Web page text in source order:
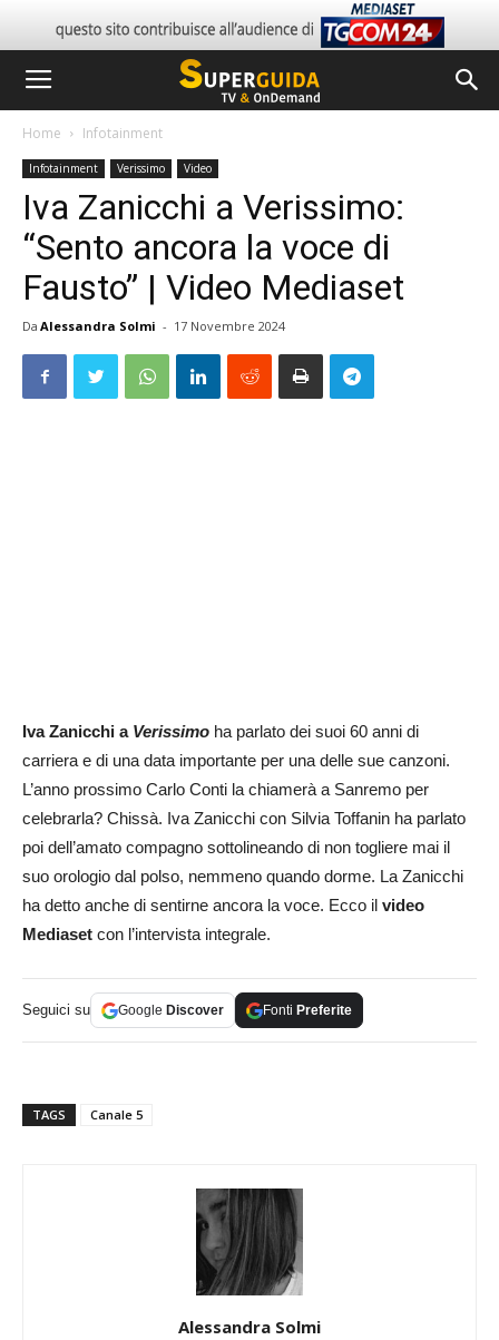
Home Infotainment
Infotainment Verissimo Video
Iva Zanicchi a Verissimo:
“Sento ancora la voce di
Fausto” | Video Mediaset
Da Alessandra Solmi - 17 Novembre 2024
Iva Zanicchi a Verissimo ha parlato dei suoi 60 anni di
carriera e di una data importante per una delle sue canzoni.
L’anno prossimo Carlo Conti la chiamerà a Sanremo per
celebrarla? Chissà. Iva Zanicchi con Silvia Toffanin ha parlato
poi dell’amato compagno sottolineando di non togliere mai il
suo orologio dal polso, nemmeno quando dorme. La Zanicchi
ha detto anche di sentirne ancora la voce. Ecco il video
Mediaset con l’intervista integrale.
Seguici su Google Discover Fonti Preferite
TAGS Canale 5
Alessandra Solmi